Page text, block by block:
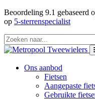
Beoordeling 9.1 gebaseerd
op 5-sterrenspecialist
Ons aanbod
Fietsen
Aangepaste
Gebruikte